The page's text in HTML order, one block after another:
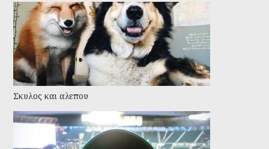
Σκυλος και αλεπου